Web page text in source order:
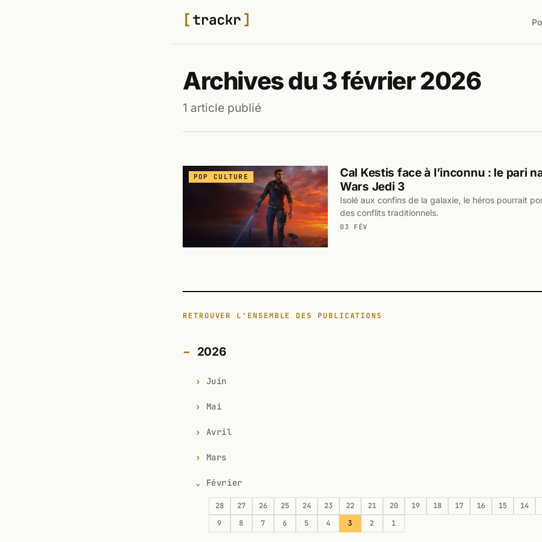
Archives du 3 février 2026
1 article publié
POP CULTURE
Cal Kestis face à l’inconnu : le pari
Wars Jedi 3
Isolé aux confins de la galaxie, le héros pourrait
des conflits traditionnels.
03 FÉV
RETROUVER L'ENSEMBLE DES PUBLICATIONS
2026
Juin
Mai
Avril
Mars
Février
28 27 26 25 24 23 22 21 20 19 18 17 16 15 14
9
8 7 6 5 4 3 2 1